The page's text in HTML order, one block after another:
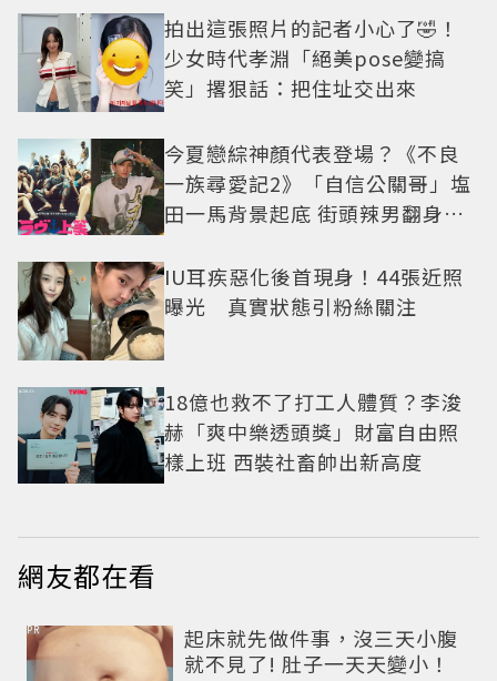
拍出這張照片的記者小心了🤣！
少女時代孝淵「絕美pose變搞
笑」撂狠話：把住址交出來
今夏戀綜神顏代表登場？《不良
一族尋愛記2》「自信公關哥」塩
田一馬背景起底 街頭辣男翻身當
IU耳疾惡化後首現身！44張近照
曝光 真實狀態引粉絲關注
18億也救不了打工人體質？李浚
赫「爽中樂透頭獎」財富自由照
樣上班 西裝社畜帥出新高度
網友都在看
起床就先做件事，沒三天小腹
就不見了! 肚子一天天變小！
PR